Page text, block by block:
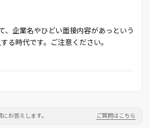
、企業名やひどい面接内容があっという
る時代です。ご注意ください。
お答えします。 ご質問はこちら